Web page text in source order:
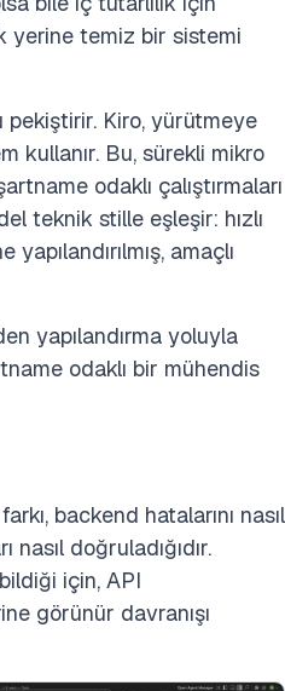
yerine temiz bir sistemi
pekiştirir. Kiro, yürütmeye
kullanır. Bu, sürekli mikro
odaklı çalıştırmaları
teknik stille eşleşir: hızlı
amaçlı
yapılandırma yoluyla
odaklı bir mühendis
backend hatalarını nasıl
doğruladığıdır.
için, API
görünür davranışı